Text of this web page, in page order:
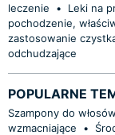
leczenie
• Leki na
pochodzenie,
zastosowanie
odchudzające
POPULARNE
Szampony do
wzmacniające
•